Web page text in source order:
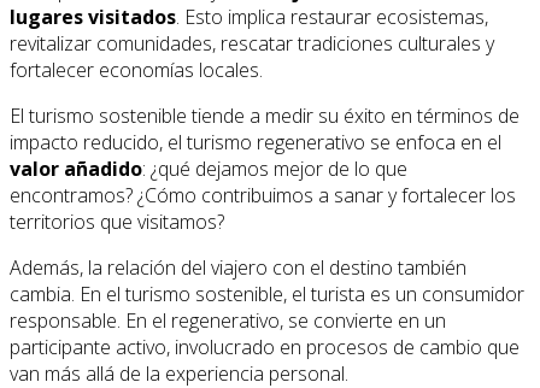
lugares visitados. Esto implica restaurar ecosistemas,
revitalizar comunidades, rescatar tradiciones culturales y
fortalecer economías locales.
El turismo sostenible tiende a medir su éxito en términos de
impacto reducido, el turismo regenerativo se enfoca en el
valor añadido: ¿qué dejamos mejor de lo que
encontramos? ¿Cómo contribuimos a sanar y fortalecer los
territorios que visitamos?
Además, la relación del viajero con el destino también
cambia. En el turismo sostenible, el turista es un consumidor
responsable. En el regenerativo, se convierte en un
participante activo, involucrado en procesos de cambio que
van más allá de la experiencia personal.